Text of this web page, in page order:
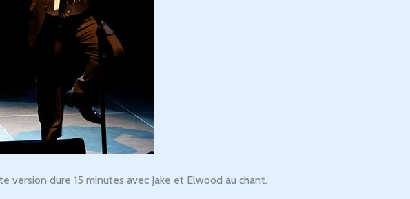
dure 15 minutes avec Jake et Elwood au chant.